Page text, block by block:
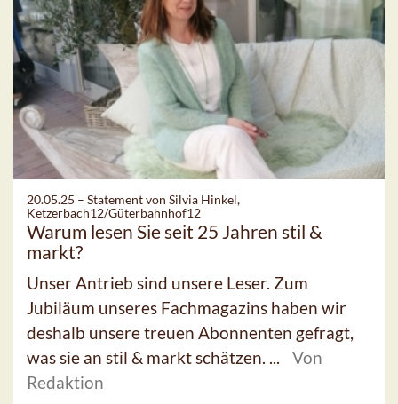
20.05.25 – Statement von Silvia Hinkel,
Ketzerbach12/Güterbahnhof12
Warum lesen Sie seit 25 Jahren stil &
markt?
Unser Antrieb sind unsere Leser. Zum
Jubiläum unseres Fachmagazins haben wir
deshalb unsere treuen Abonnenten gefragt,
was sie an stil & markt schätzen. ...
Von
Redaktion